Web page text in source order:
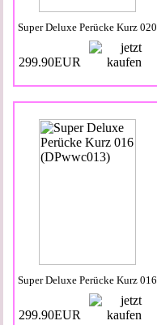
Super Deluxe Perücke Kurz 020
299.90EUR
Super Deluxe Perücke Kurz 016
299.90EUR